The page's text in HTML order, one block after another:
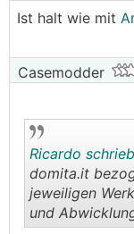
Ist halt wie mit
Casemodder
Ricardo
domita.it
jeweiligen
und